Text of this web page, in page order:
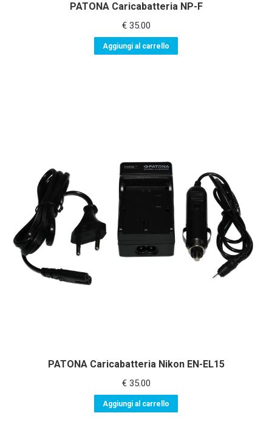
PATONA Caricabatteria NP-F
€35.00
Aggiungi al carrello
PATONA Caricabatteria Nikon EN-EL15
€35.00
Aggiungi al carrello